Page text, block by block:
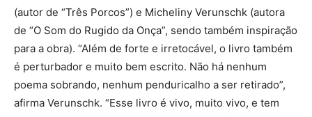
(autor de “Três Porcos”) e Micheliny Verunschk (autora
de “O Som do Rugido da Onça”, sendo também inspiração
para a obra). “Além de forte e irretocável, o livro também
é perturbador e muito bem escrito. Não há nenhum
poema sobrando, nenhum penduricalho a ser retirado”,
afirma Verunschk. “Esse livro é vivo, muito vivo, e tem